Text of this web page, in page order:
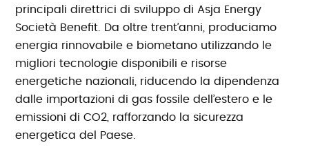
principali direttrici di sviluppo di Asja Energy
Società Benefit. Da oltre trent’anni, produciamo
energia rinnovabile e biometano utilizzando le
migliori tecnologie disponibili e risorse
energetiche nazionali, riducendo la dipendenza
dalle importazioni di gas fossile dell’estero e le
emissioni di CO2, rafforzando la sicurezza
energetica del Paese.